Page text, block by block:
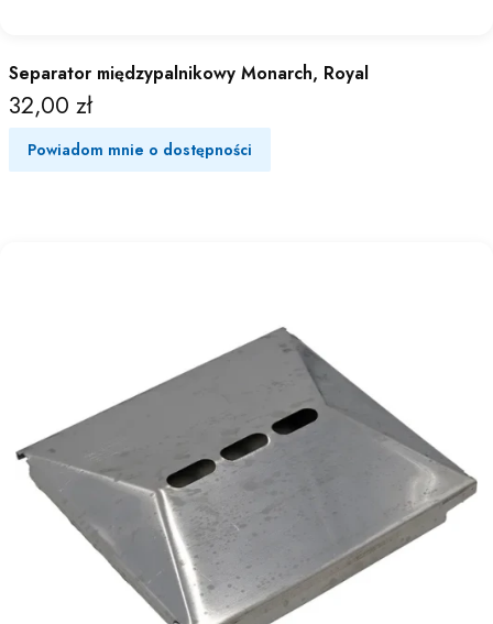
Separator międzypalnikowy Monarch, Royal
Cena
32,00 zł
Powiadom mnie o dostępności